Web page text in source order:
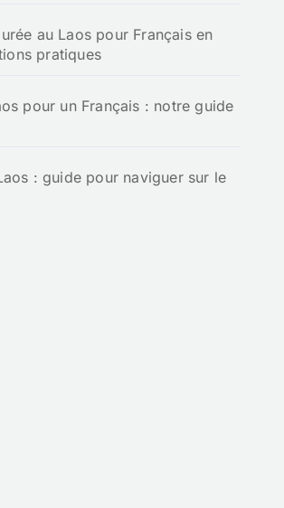
au Laos pour Français en
pratiques
pour un Français : notre guide
: guide pour naviguer sur le